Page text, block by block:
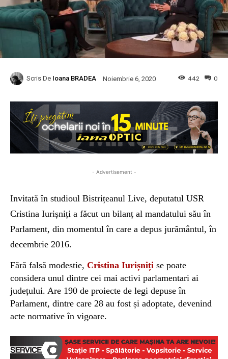
Scris De Ioana BRADEA Noiembrie 6, 2020 0
442
- Advertisement -
Invitată în studioul Bistrițeanul Live, deputatul USR
Cristina Iurișniți a făcut un bilanț al mandatului său în
Parlament, din momentul în care a depus jurământul, în
decembrie 2016.
Fără falsă modestie, Cristina Iurișniți se poate
considera unul dintre cei mai activi parlamentari ai
județului. Are 190 de proiecte de legi depuse în
Parlament, dintre care 28 au fost și adoptate, devenind
acte normative în vigoare.